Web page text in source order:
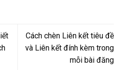
Cách chèn Liên kết tiêu đề
và Liên kết đính kèm trong
mỗi bài đăng